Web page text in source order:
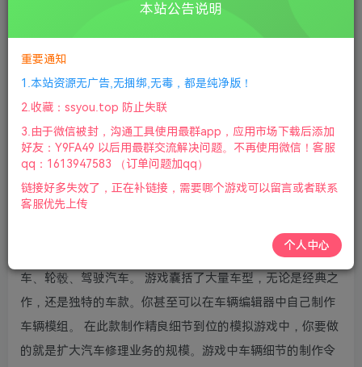
①下载安装教程
库下载 ④ DX修复下载
版本介绍：v1.6.8|容量10GB|集成全DLCs|官方简体中文|支
持键盘.鼠标.手柄|2022年3月4号更新
游戏视频预览： 点击查看
游戏介绍：
在Car Mechanic Simulator 2018中玩家可以修理并喷涂汽
车、轮毂、驾驶汽车。 游戏囊括了大量车型，无论是经典之
作，还是独特的车款。你甚至可以在车辆编辑器中自己制作
车辆模组。 在此款制作精良细节到位的模拟游戏中，你要做
的就是扩大汽车修理业务的规模。游戏中车辆细节的制作令
本站公告说明
重要通知
1.本站资源无广告,无捆绑,无毒，都是纯净版！
2.收藏：ssyou.top 防止失联
3.由于微信被封，沟通工具使用最群app，应用市场下载后添加
好友：Y9FA49 以后用最群交流解决问题。不再使用微信！客服
qq：1613947583 （订单问题加qq）
链接好多失效了，正在补链接，需要哪个游戏可以留言或者联系
客服优先上传
个人中心